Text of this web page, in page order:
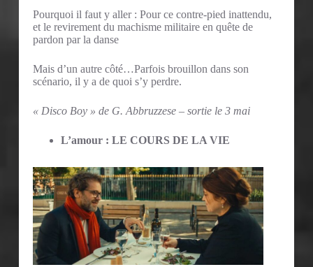
Pourquoi il faut y aller : Pour ce contre-pied inattendu,
et le revirement du machisme militaire en quête de
pardon par la danse
Mais d’un autre côté…Parfois brouillon dans son
scénario, il y a de quoi s’y perdre.
« Disco Boy » de G. Abbruzzese – sortie le 3 mai
L’amour : LE COURS DE LA VIE